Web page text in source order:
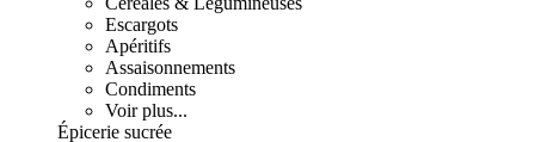
Escargots
Apéritifs
Assaisonnements
Condiments
Voir plus...
Épicerie sucrée